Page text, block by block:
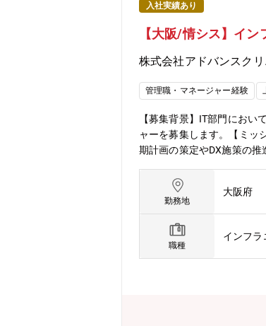
入社実績あり
【大阪/情シス】イ
株式会社アドバンスクリ
管理職・マネージャー経験
【募集背景】IT部門にお
ャーを募集します。【ミッ
期計画の策定やDX施策の
きます。※※本ポジション
※※【業務内容】■チームマ
トロール■IT戦略・企画・
ステム導入プロジェクト
メント）・インフラ設計
キュリティ対策・監査対応
マネジメントからスター
員6-7名程度在籍※今回は
勤務地
大阪府
職種
インフラ